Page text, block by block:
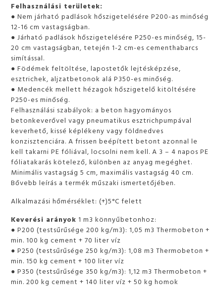
Felhasználási területek:
● Nem járható padlások hőszigetelésére P200-as minőség
12-16 cm vastagságban.
● Járható padlások hőszigetelésére P250-es minőség, 15-
20 cm vastagságban, tetején 1-2 cm-es cementhabarcs
simítással.
● Födémek feltöltése, lapostetők lejtésképzése,
esztrichek, aljzatbetonok alá P350-es minőség.
● Medencék mellett hézagok hőszigetelő kitöltésére
P250-es minőség.
Felhasználási szabályok: a beton hagyományos
betonkeverővel vagy pneumatikus esztrichpumpával
keverhető, kissé képlékeny vagy földnedves
konzisztenciára. A frissen beépített betont azonnal le
kell takarni PE fóliával, locsolni nem kell. A 3 – 4 napos PE
fóliatakarás kötelező, különben az anyag megéghet.
Minimális vastagság 5 cm, maximális vastagság 40 cm.
Bővebb leírás a termék műszaki ismertetőjében.
Alkalmazási hőmérséklet: (+)5°C felett
Keverési arányok 1 m3 könnyűbetonhoz:
● P200 (testsűrűsége 200 kg/m3): 1,05 m3 Thermobeton +
min. 100 kg cement + 70 liter víz
● P250 (testsűrűsége 250 kg/m3): 1,08 m3 Thermobeton +
min. 150 kg cement + 100 liter víz
● P350 (testsűrűsége 350 kg/m3): 1,12 m3 Thermobeton +
min. 200 kg cement + 140 liter víz + 50 kg homok